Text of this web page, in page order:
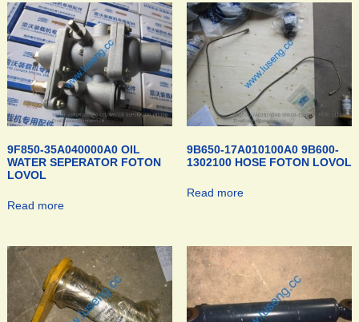
9F850-35A040000A0 OIL
WATER SEPERATOR FOTON
LOVOL
Read more
9B650-17A010100A0 9B600-
1302100 HOSE FOTON LOVOL
Read more